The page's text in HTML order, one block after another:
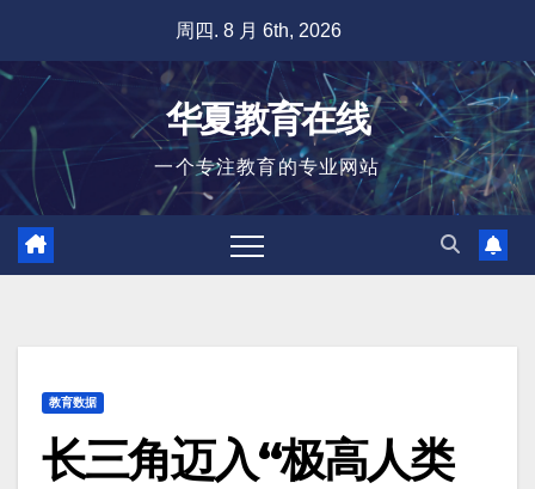
容
周四. 8 月 6th, 2026
华夏教育在线
一个专注教育的专业网站
教育数据
长三角迈入“极高人类